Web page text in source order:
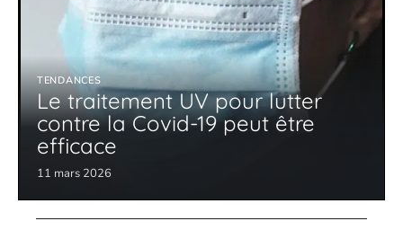
TENDANCES
Le traitement UV pour lutter
contre la Covid-19 peut être
efficace
11 mars 2026